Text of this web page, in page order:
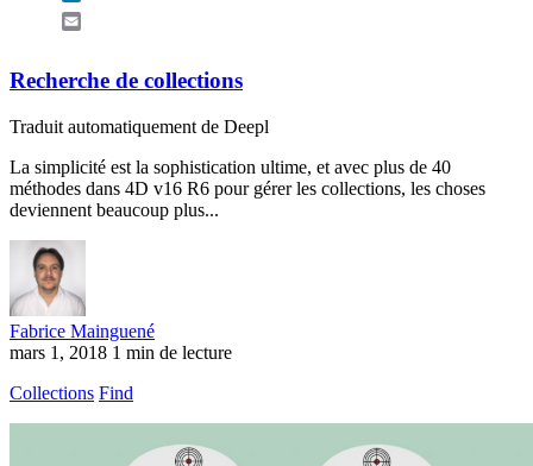
Recherche de collections
Traduit automatiquement de Deepl
La simplicité est la sophistication ultime, et avec plus de 40
méthodes dans 4D v16 R6 pour gérer les collections, les choses
deviennent beaucoup plus...
Fabrice Mainguené
mars 1, 2018 1 min de lecture
Collections Find